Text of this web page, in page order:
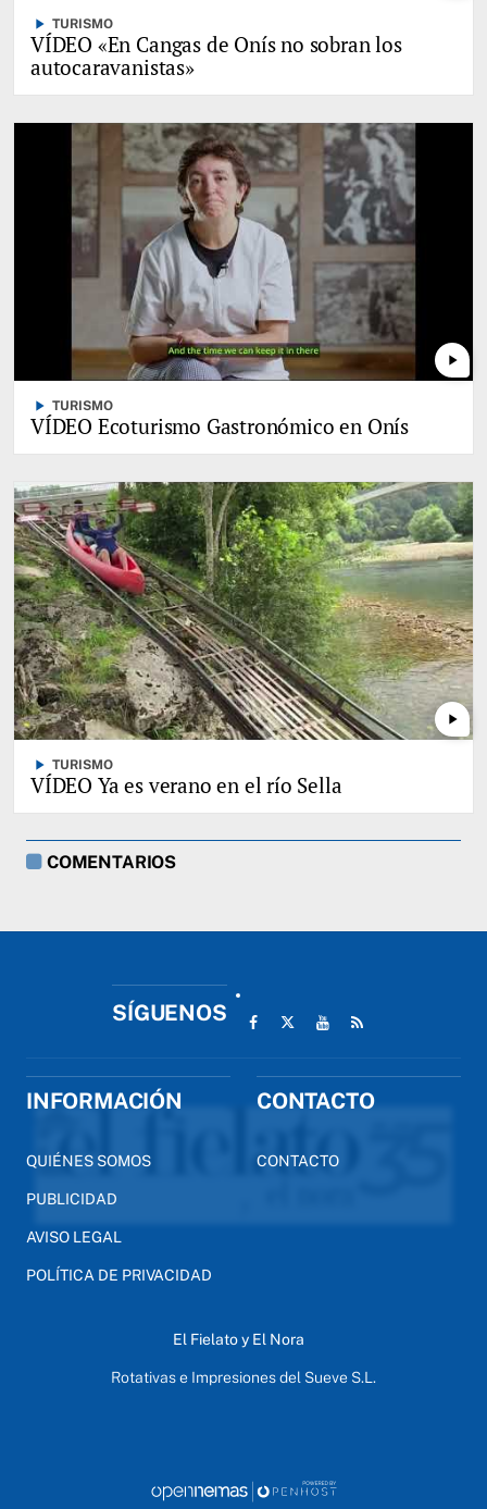
play_arrow TURISMO
VÍDEO «En Cangas de Onís no sobran los
autocaravanistas»
play_arrow
play_arrow TURISMO
VÍDEO Ecoturismo Gastronómico en Onís
play_arrow
play_arrow TURISMO
VÍDEO Ya es verano en el río Sella
COMENTARIOS
SÍGUENOS
INFORMACIÓN
QUIÉNES SOMOS
PUBLICIDAD
AVISO LEGAL
POLÍTICA DE PRIVACIDAD
CONTACTO
CONTACTO
El Fielato y El Nora
Rotativas e Impresiones del Sueve S.L.